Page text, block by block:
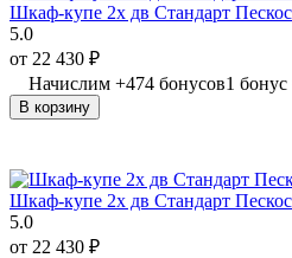
Шкаф-купе 2х дв Стандарт
5.0
от 22 430 ₽
Начислим +474 бонусов1
В корзину
Шкаф-купе 2х дв Стандарт
5.0
от 22 430 ₽